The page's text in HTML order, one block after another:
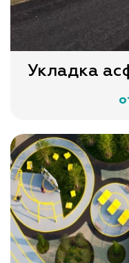
Укладка